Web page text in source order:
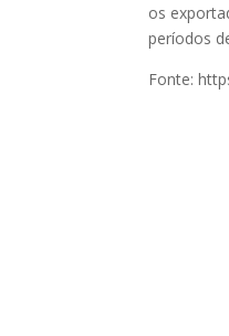
os
períodos
Fonte: